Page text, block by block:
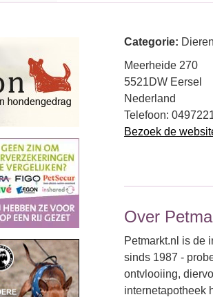
Categorie:
Meerheide 270
5521DW Eersel
Nederland
Telefoon:
Bezoek de
Over
Petmarkt.nl is de
sinds 1987 -
ontvlooiing,
internetapotheek